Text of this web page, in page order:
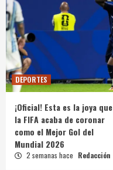
DEPORTES
¡Oficial! Esta es la joya que
la FIFA acaba de coronar
como el Mejor Gol del
Mundial 2026
2 semanas hace Redacción